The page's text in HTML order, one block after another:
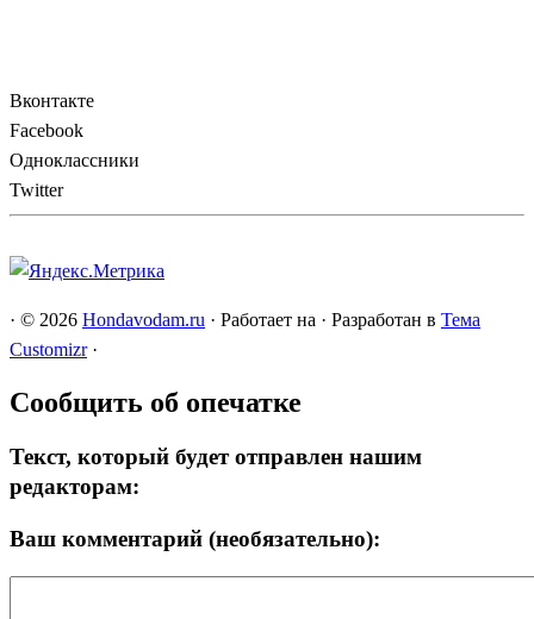
Вконтакте
Facebook
Одноклассники
Twitter
· © 2026 Hondavodam.ru · Работает на · Разработан в Тема
Customizr ·
Сообщить об опечатке
Текст, который будет отправлен нашим
редакторам:
Ваш комментарий (необязательно):